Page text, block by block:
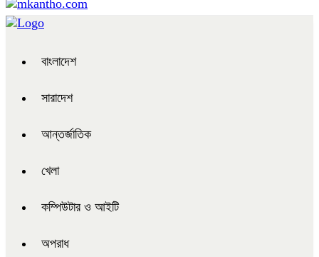
বাংলাদেশ
সারাদেশ
আন্তর্জাতিক
খেলা
কম্পিউটার ও আইটি
অপরাধ